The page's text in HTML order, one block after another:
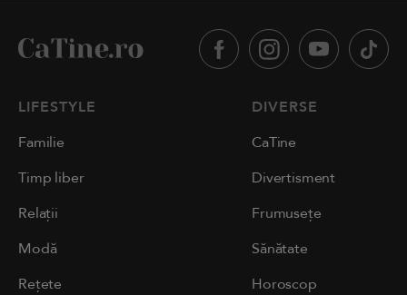
LIFESTYLE
Familie
Timp liber
Relații
Modă
Rețete
DIVERSE
CaTine
Divertisment
Frumusețe
Sănătate
Horoscop